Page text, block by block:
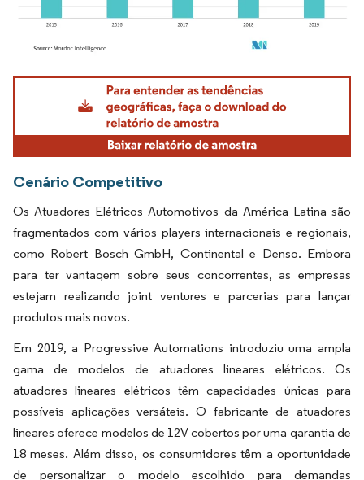
Imagem © Mordor Intelligence. O reuso requer atribuição conforme CC BY 4.0.
Cenário Competitivo
Os Atuadores Elétricos Automotivos da América Latina são
fragmentados com vários players internacionais e regionais,
como Robert Bosch GmbH, Continental e Denso. Embora
para ter vantagem sobre seus concorrentes, as empresas
estejam realizando joint ventures e parcerias para lançar
produtos mais novos.
Em 2019, a Progressive Automations introduziu uma ampla
gama de modelos de atuadores lineares elétricos. Os
atuadores lineares elétricos têm capacidades únicas para
possíveis aplicações versáteis. O fabricante de atuadores
lineares oferece modelos de 12V cobertos por uma garantia de
18 meses. Além disso, os consumidores têm a oportunidade
de personalizar o modelo escolhido para demandas